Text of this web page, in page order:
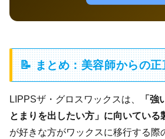
📝 まとめ：美容師からの
LIPPSザ・グロスワックスは、
「強
とまりを出したい方」に向いている
が好きな方がワックスに移行する際